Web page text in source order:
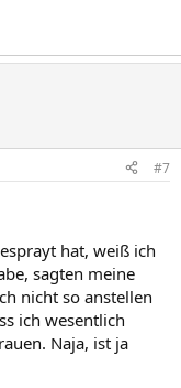
#7
hat, weiß ich
sagten meine
nicht so anstellen
ich wesentlich
Naja, ist ja